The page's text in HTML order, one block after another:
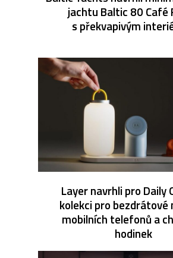
jachtu Baltic 80 Café
s překvapivým
Layer navrhli pro Daily
kolekci pro bezdrátové
mobilních telefonů a
hodinek